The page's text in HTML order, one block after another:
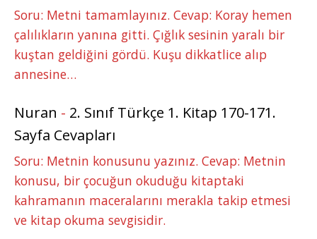
Soru: Metni tamamlayınız. Cevap: Koray hemen
çalılıkların yanına gitti. Çığlık sesinin yaralı bir
kuştan geldiğini gördü. Kuşu dikkatlice alıp
annesine…
Nuran - 2. Sınıf Türkçe 1. Kitap 170-171.
Sayfa Cevapları
Soru: Metnin konusunu yazınız. Cevap: Metnin
konusu, bir çocuğun okuduğu kitaptaki
kahramanın maceralarını merakla takip etmesi
ve kitap okuma sevgisidir.